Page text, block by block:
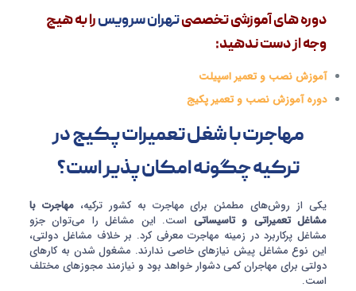
دوره های آموزشی تخصصیتهران سرویسرا به هیچ
وجه از دست ندهید:
آموزش نصب و تعمیر اسپیلت
دوره آموزش نصب و تعمیر پکیج
مهاجرت با شغل تعمیرات پکیج در
ترکیه چگونه امکان پذیر است؟
یکی از روش‌های مطمئن برای مهاجرت به کشور ترکیه،مهاجرت با
مشاغل تعمیراتی و تاسیساتی است. این مشاغل را می‌توان جزو
مشاغل پرکاربرد در زمینه مهاجرت معرفی کرد. بر خلاف مشاغل دولتی،
این نوع مشاغل پیش نیاز‌های خاصی ندارند. مشغول شدن به کار‌های
دولتی برای مهاجران کمی دشوار خواهد بود و نیازمند مجوز‌های مختلف
است.